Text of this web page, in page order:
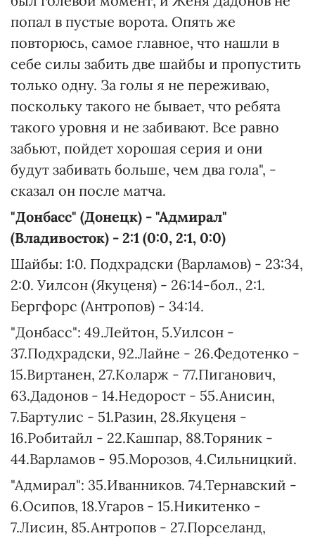
попал в пустые ворота. Опять же
повторюсь, самое главное, что нашли в
себе силы забить две шайбы и пропустить
только одну. За голы я не переживаю,
поскольку такого не бывает, что ребята
такого уровня и не забивают. Все равно
забьют, пойдет хорошая серия и они
будут забивать больше, чем два гола", -
сказал он после матча.
"Донбасс" (Донецк) - "Адмирал"
(Владивосток) - 2:1 (0:0, 2:1, 0:0)
Шайбы: 1:0. Подхрадски (Варламов) - 23:34,
2:0. Уилсон (Якуценя) - 26:14-бол., 2:1.
Бергфорс (Антропов) - 34:14.
"Донбасс": 49.Лейтон, 5.Уилсон -
37.Подхрадски, 92.Лайне - 26.Федотенко -
15.Виртанен, 27.Коларж - 77.Пиганович,
63.Дадонов - 14.Недорост - 55.Анисин,
7.Бартулис - 51.Разин, 28.Якуценя -
16.Робитайл - 22.Кашпар, 88.Торяник -
44.Варламов - 95.Морозов, 4.Сильницкий.
"Адмирал": 35.Иванников. 74.Тернавский -
6.Осипов, 18.Угаров - 15.Никитенко -
7.Лисин, 85.Антропов - 27.Порселанд,